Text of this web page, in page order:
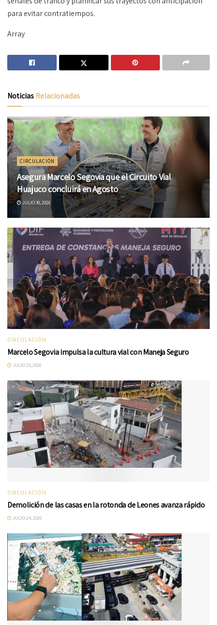
para evitar contratiempos.
Array
NoticiasRelacionadas
CIRCULACIÓN
Asegura Marcelo Segovia que el Circuito Vial
Huajuco concluirá en Agosto
JULIO 30, 2026
CIRCULACIÓN
Marcelo Segovia impulsa la cultura vial con Maneja Seguro
JULIO 29, 2026
CIRCULACIÓN
Demolición de las casas en la rotonda de Leones avanza rápido
JULIO 24, 2026